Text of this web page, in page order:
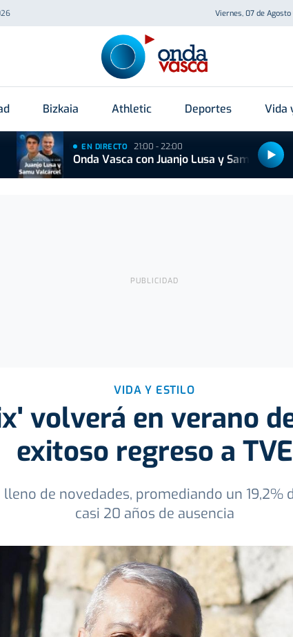
Viernes, 07 de
Bizkaia Athletic Deportes Vida
EN DIRECTO 21:00 - 22:00
Onda Vasca con Juanjo Lusa y Samu
VIDA Y ESTILO
volverá en verano
exitoso regreso a TVE
de novedades, promediando un 19,2%
casi 20 años de ausencia